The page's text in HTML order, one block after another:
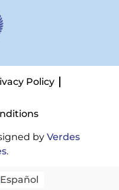
Policy
by Verdes
.
Español